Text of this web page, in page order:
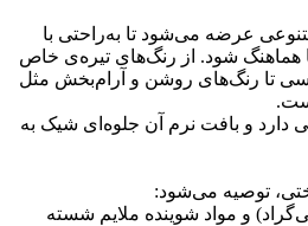
می‌شود تا به‌راحتی با
از رنگ‌های تیره‌ی خاص
روشن و آرام‌بخش مثل
نرم آن جلوه‌ای شیک به
می‌شود:
و مواد شوینده ملایم شسته